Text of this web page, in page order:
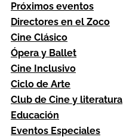
Próximos eventos
Directores en el Zoco
Cine Clásico
Ópera y Ballet
Cine Inclusivo
Ciclo de Arte
Club de Cine y literatura
Educación
Eventos Especiales